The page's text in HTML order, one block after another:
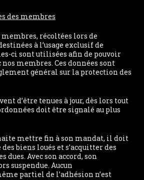
des membres
membres, récoltées lors de
à l’usage exclusif de
ci sont utilisées afin de pouvoir
membres. Ces données sont
général sur la protection des
d’être tenues à jour, dès lors tout
doit être signalé au plus
mettre fin à son mandat, il doit
biens loués et s’acquitter des
dues. Avec son accord, son
suspendue. Aucun
partiel de l’adhésion n’est